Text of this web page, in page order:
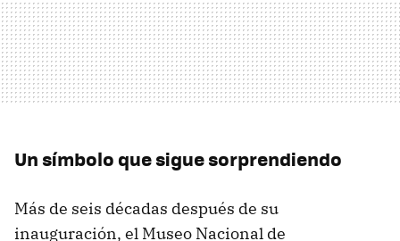
Un símbolo que sigue sorprendiendo
Más de seis décadas después de su
inauguración, el Museo Nacional de